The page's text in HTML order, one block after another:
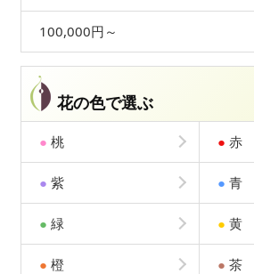
100,000円～
花の色で選ぶ
● 桃 ● 赤
● 紫 ● 青
● 緑 ● 黄
● 橙 ● 茶